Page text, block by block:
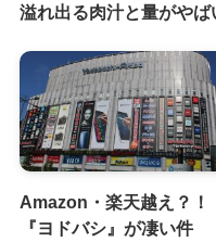
溢れ出る肉汁と量がやば
Amazon・楽天越え？！
『ヨドバシ』が凄い件